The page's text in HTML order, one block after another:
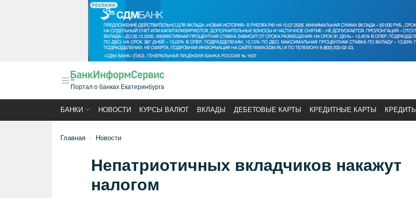
РЕКЛАМА
Портал о банках Екатеринбурга
БАНКИ НОВОСТИ КУРСЫ ВАЛЮТ ВКЛАДЫ ДЕБЕТОВЫЕ КАРТЫ КРЕДИТНЫЕ КАРТЫ КРЕДИТЫ
Главная Новости
Непатриотичных вкладчиков накажут
налогом